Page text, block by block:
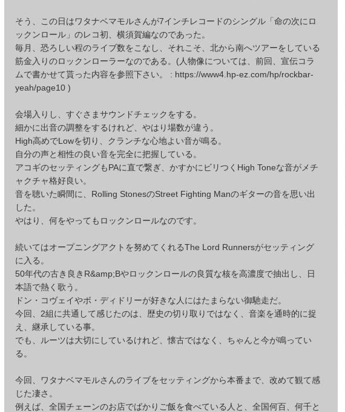
そう、この日はワタナベマモルさんが7インチレコードのシングル「命の次にロ
ックンロール」のレコ初、横須賀編なのであった。
毎月、恐ろしい程のライブ数をこなし、それこそ、北から南へツアーをしている
筋金入りのロックンローラーなのである。(人物像については、前回、宣伝コラ
ムで書かせて貰った内容を参照下さい。 : https://www4.hp-ez.com/hp/rockbar-
yeah/page10 )
会場入りし、すぐさまサウンドチェックをする。
細かに出音の調整をするけれど、やはり場数が違う。
High高めでLowを切り、クランチな心地よい音が鳴る。
自分の声と相性の良い音を完全に把握している。
アコギのセッティングもPAに直で繋ぎ、かすかにビリつくHigh Toneな音がメチ
ャクチャ格好良い。
音を聴いた瞬間に、Rolling StonesのStreet Fighting Manのギターの音を思い出
した。
やはり、何をやってもロックンロールなのです。
続いてはオープニングアクトを努めてくれるThe Lord Runnersがセッティング
に入る。
50年代の古き良きR&amp;Bやロックンロールの良質な核を高濃度で抽出し、日
本語で熱く歌う。
ドン・コヴェイやボ・ディドリーが好きな人にはたまらない御馳走だ。
今回、2組に共通して感じたのは、歴史の切り取りではなく、音楽を通時的に捉
え、継承している事。
でも、ルーツは大切にしているけれど、懐古ではなく、ちゃんと今が鳴ってい
る。
今回、ワタナベマモルさんのライブをセッティングから本番まで、改めて観て感
じた凄さ。
例えば、全国チェーンのお店でばかりご飯を食べている人と、全国何百、何千と